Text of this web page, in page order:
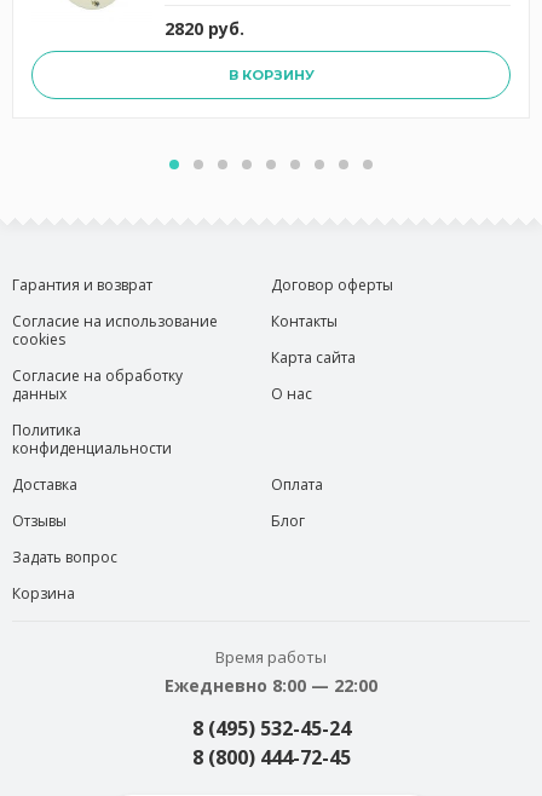
2820 руб.
В КОРЗИНУ
Гарантия и возврат
Согласие на использование
cookies
Согласие на обработку
данных
Политика
конфиденциальности
Договор оферты
Контакты
Карта сайта
О нас
Доставка
Отзывы
Задать вопрос
Корзина
Оплата
Блог
Время работы
Ежедневно 8:00 — 22:00
8 (495) 532-45-24
8 (800) 444-72-45